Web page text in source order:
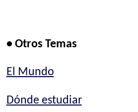
• Otros Temas
El Mundo
Dónde estudiar